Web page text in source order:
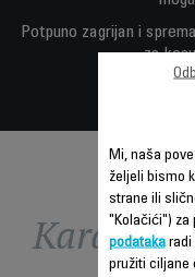
Potpuno zagrijan i
za
Mi, naša
željeli bismo
strane ili
"Kolačići") za
podatakaradi
pružiti ciljane